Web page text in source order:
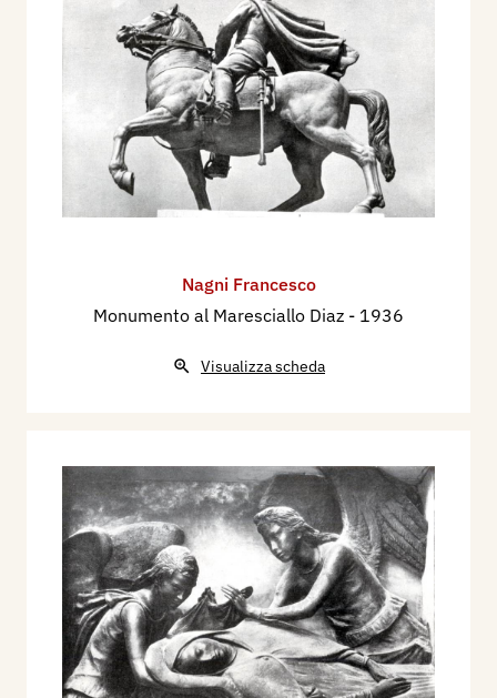
Nagni Francesco
Monumento al Maresciallo Diaz - 1936
Visualizza scheda